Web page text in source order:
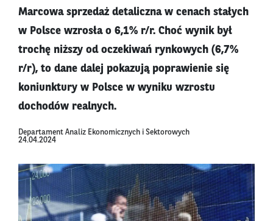
Marcowa sprzedaż detaliczna w cenach stałych
w Polsce wzrosła o 6,1% r/r. Choć wynik był
trochę niższy od oczekiwań rynkowych (6,7%
r/r), to dane dalej pokazują poprawienie się
koniunktury w Polsce w wyniku wzrostu
dochodów realnych.
Departament Analiz Ekonomicznych i Sektorowych
24.04.2024